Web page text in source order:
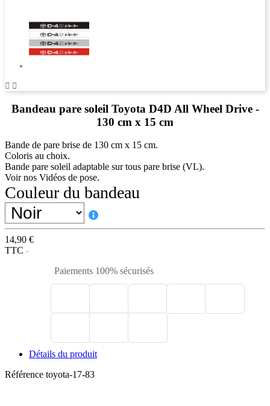
 
Bandeau pare soleil Toyota D4D All Wheel Drive -
130 cm x 15 cm
Bande de pare brise de 130 cm x 15 cm.
Coloris au choix.
Bande pare soleil adaptable sur tous pare brise (VL).
Voir nos Vidéos de pose.
Couleur du bandeau
14,90 €
TTC
Paiements 100% sécurisés
Détails du produit
Référence toyota-17-83